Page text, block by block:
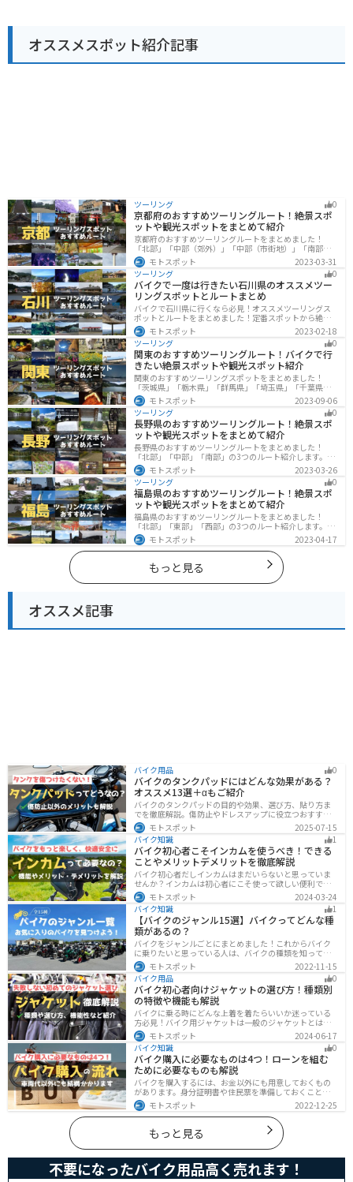
ペースがあります。また、関宿周辺には、鈴鹿スカイラ
インや伊賀上野城など、ツーリングに最適なスポットが
たくさんあります。 関宿の名産品としては、松茸の形を
オススメスポット紹介記事
ツーリング 0
京都府のおすすめツーリングルート！絶景スポ
ットや観光スポットをまとめて紹介
京都府のおすすめツーリングルートをまとめました！
「北部」「中部（郊外）」「中部（市街地）」「南部」
の4つのルート紹介します。古い町並みや神社仏閣、自然
に囲まれた風光明媚なスポットが数多く存在し、様々な
楽しみ方ができます。バイクで京都府にツーリングに行
く際は参考にしてください。
モトスポット
2023-03-31
ツーリング
0
バイクで一度は行きたい石川県のオススメツー
リングスポットとルートまとめ
バイクで石川県に行くなら必見！オススメツーリングス
ポットとルートをまとめました！定番スポットから絶景
スポット、温泉、海、グルメなど様々なジャンルで楽し
めます。バイクで石川ツーリングに行こうと思っている
人は、参考にしてください。
モトスポット
2023-02-18
ツーリング
0
関東のおすすめツーリングルート！バイクで行
きたい絶景スポットや観光スポット紹介
関東のおすすめツーリングスポットをまとめました！
「茨城県」「栃木県」「群馬県」「埼玉県」「千葉県」
「東京都」「神奈川県」の各県の観光地紹介します。自
然豊かな山々や湖、温泉地が点在し、四季折々の景色を
楽しめるスポットが多数あります。バイクで関東にツー
リングに行く際は参考にしてください。
モトスポット
2023-09-06
ツーリング
0
長野県のおすすめツーリングルート！絶景スポ
ットや観光スポットをまとめて紹介
長野県のおすすめツーリングルートをまとめました！
「北部」「中部」「南部」の3つのルート紹介します。諏
訪湖やビーナスラインのような全国でも有名なツーリン
グスポットが多数あります。バイクで長野県にツーリン
グに行く際は参考にしてください。
モトスポット
2023-03-26
ツーリング
0
福島県のおすすめツーリングルート！絶景スポ
ットや観光スポットをまとめて紹介
福島県のおすすめツーリングルートをまとめました！
「北部」「東部」「西部」の3つのルート紹介します。内
陸部には山々が連なり、海岸線は太平洋に面してるので
観光スポットが多数あります。バイクで福島県にツーリ
ングに行く際は参考にしてください。
モトスポット 2023-04-17
もっと見る
オススメ記事
バイク用品 0
バイクのタンクパッドにはどんな効果がある？
オススメ13選＋αもご紹介
バイクのタンクパッドの目的や効果、選び方、貼り方ま
でを徹底解説。傷防止やドレスアップに役立つおすすめ
アイテムも紹介。初心者にも分かりやすい内容で、タン
クパッド選びに迷っている方に最適な情報をお届けしま
す。
モトスポット
2025-07-15
バイク知識
1
バイク初心者こそインカムを使うべき！できる
ことやメリットデメリットを徹底解説
バイク初心者だしインカムはまだいらないと思っていま
せんか？インカムは初心者にこそ使って欲しい便利で安
全に運転するための機器です。インカムでできることや
メリットデメリットなどまとめましたので、気になって
いる人はぜひ参考にしてください。
モトスポット
2024-03-24
バイク知識
1
【バイクのジャンル15選】バイクってどんな種
類があるの？
バイクをジャンルごとにまとめました！これからバイク
に乗りたいと思っている人は、バイクの種類を知って気
になる1台を見つけましょう。特徴やメリットデメリット
なども記載しているので、デザインだけでなく性能から
もバイクを探せるようになると失敗しないバイク選びば
できるようになります。
モトスポット
2022-11-15
バイク用品
0
バイク初心者向けジャケットの選び方！種類別
の特徴や機能も解説
バイクに乗る時にどんな上着を着たらいいか迷っている
方必見！バイク用ジャケットは一般のジャケットとは違
い、バイク専用に作られています。動きやすさ・快適
さ・機能性・デザイン性など様々なメリットがありま
す。この記事では、ジャケットの種類や選び方など初心
者が知っておくべきことをまとめました。
モトスポット
2024-06-17
バイク知識
0
バイク購入に必要なものは4つ！ローンを組む
ために必要なものも解説
バイクを購入するには、お金以外にも用意しておくもの
があります。身分証明書や住民票を準備しておくことで
購入ギリギリになって慌てずに済むので、しっかりと準
備しておきましょう。
モトスポット 2022-12-25
もっと見る
不要になったバイク用品高く売れます！